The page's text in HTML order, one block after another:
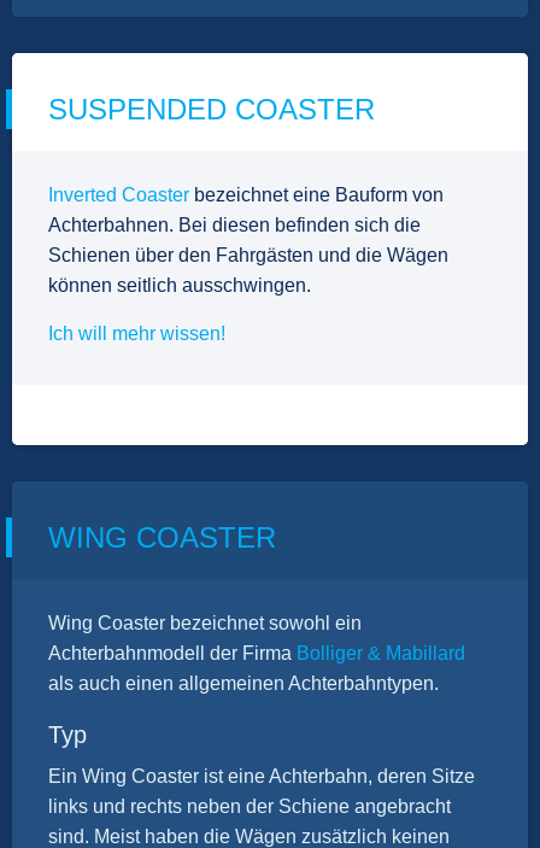
SUSPENDED COASTER
Inverted Coaster bezeichnet eine Bauform von
Achterbahnen. Bei diesen befinden sich die
Schienen über den Fahrgästen und die Wägen
können seitlich ausschwingen.
Ich will mehr wissen!
WING COASTER
Wing Coaster bezeichnet sowohl ein
Achterbahnmodell der Firma Bolliger & Mabillard
als auch einen allgemeinen Achterbahntypen.
Typ
Ein Wing Coaster ist eine Achterbahn, deren Sitze
links und rechts neben der Schiene angebracht
sind. Meist haben die Wägen zusätzlich keinen